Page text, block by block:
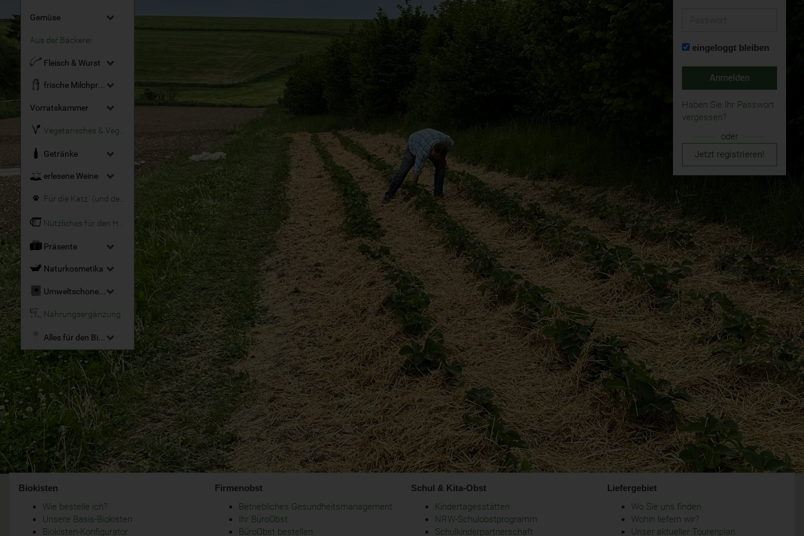
Gemüse
Aus der Bäckerei
Fleisch & Wurst
frische Milchprodukte
Vorratskammer
Getränke
erlesene Weine
Für die Katz´ (und den Hund)
Präsente
Naturkosmetika
Umweltschonende Reinigungsmittel
Nahrungsergänzung
Alles für den Bio-Garten
eingeloggt bleiben
Anmelden
Haben Sie Ihr Passwort
vergessen?
oder
Jetzt registrieren!
Biokisten
Wie bestelle ich?
Unsere Basis-Biokisten
Biokisten-Konfigurator
Firmenobst
Betriebliches Gesundheitsmanagement
Ihr BüroObst
BüroObst bestellen
Schul & Kita-Obst
Kindertagesstätten
NRW-Schulobstprogramm
Schulkinderpartnerschaft
Liefergebiet
Wo Sie uns finden
Wohin liefern wir?
Unser aktueller Tourenplan